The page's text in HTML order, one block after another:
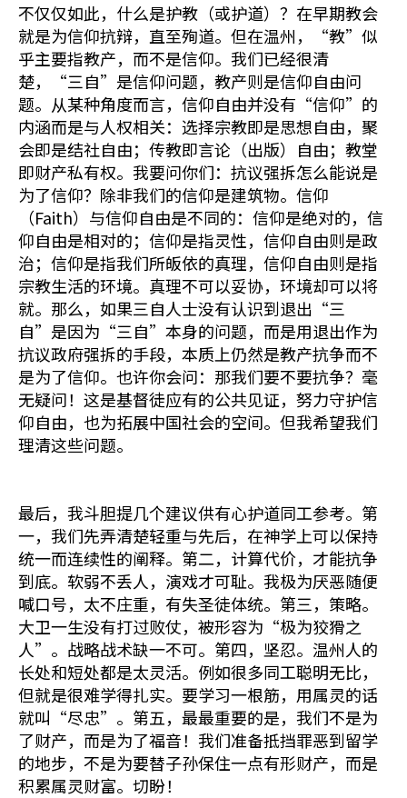
不仅仅如此，什么是护教（或护道）？在早期教会
就是为信仰抗辩，直至殉道。但在温州，“教”似
乎主要指教产，而不是信仰。我们已经很清
楚，“三自”是信仰问题，教产则是信仰自由问
题。从某种角度而言，信仰自由并没有“信仰”的
内涵而是与人权相关：选择宗教即是思想自由，聚
会即是结社自由；传教即言论（出版）自由；教堂
即财产私有权。我要问你们：抗议强拆怎么能说是
为了信仰？除非我们的信仰是建筑物。信仰
（Faith）与信仰自由是不同的：信仰是绝对的，信
仰自由是相对的；信仰是指灵性，信仰自由则是政
治；信仰是指我们所皈依的真理，信仰自由则是指
宗教生活的环境。真理不可以妥协，环境却可以将
就。那么，如果三自人士没有认识到退出“三
自”是因为“三自”本身的问题，而是用退出作为
抗议政府强拆的手段，本质上仍然是教产抗争而不
是为了信仰。也许你会问：那我们要不要抗争？毫
无疑问！这是基督徒应有的公共见证，努力守护信
仰自由，也为拓展中国社会的空间。但我希望我们
理清这些问题。
最后，我斗胆提几个建议供有心护道同工参考。第
一，我们先弄清楚轻重与先后，在神学上可以保持
统一而连续性的阐释。第二，计算代价，才能抗争
到底。软弱不丢人，演戏才可耻。我极为厌恶随便
喊口号，太不庄重，有失圣徒体统。第三，策略。
大卫一生没有打过败仗，被形容为“极为狡猾之
人”。战略战术缺一不可。第四，坚忍。温州人的
长处和短处都是太灵活。例如很多同工聪明无比，
但就是很难学得扎实。要学习一根筋，用属灵的话
就叫“尽忠”。第五，最最重要的是，我们不是为
了财产，而是为了福音！我们准备抵挡罪恶到留学
的地步，不是为要替子孙保住一点有形财产，而是
积累属灵财富。切盼！